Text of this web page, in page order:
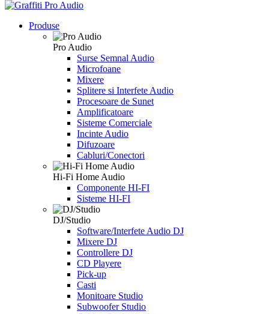
Produse
Pro Audio
Surse Semnal Audio
Microfoane
Mixere
Splitere si Interfete Audio
Procesoare de Sunet
Amplificatoare
Sisteme Comerciale
Incinte Audio
Difuzoare
Cabluri/Conectori
Hi-Fi Home Audio
Componente HI-FI
Sisteme HI-FI
DJ/Studio
Software/Interfete Audio DJ
Mixere DJ
Controllere DJ
CD Playere
Pick-up
Casti
Monitoare Studio
Subwoofer Studio